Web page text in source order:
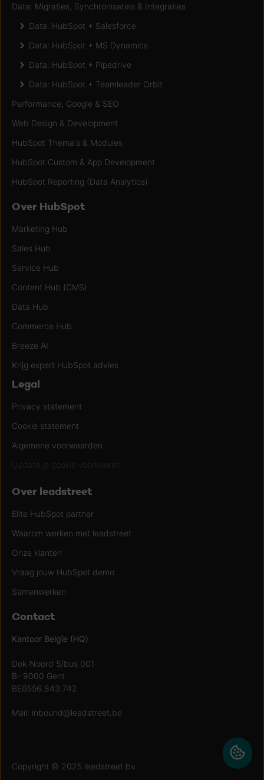
Data: Migraties, Synchronisaties & Integraties
Data: HubSpot + Salesforce
Data: HubSpot + MS Dynamics
Data: HubSpot + Pipedrive
Data: HubSpot + Teamleader Orbit
Performance, Google & SEO
Web Design & Development
HubSpot Thema's & Modules
HubSpot Custom & App Development
HubSpot Reporting (Data Analytics)
Over HubSpot
Marketing Hub
Sales Hub
Service Hub
Content Hub (CMS)
Data Hub
Commerce Hub
Breeze AI
Krijg expert HubSpot advies
Legal
Privacy statement
Cookie statement
Algemene voorwaarden
Update je cookie voorkeuren
Over leadstreet
Elite HubSpot partner
Waarom werken met leadstreet
Onze klanten
Vraag jouw HubSpot demo
Samenwerken
Contact
Kantoor Belgïe (HQ)
Dok-Noord 5/bus 001
B- 9000 Gent
BE0556.843.742
Mail: inbound@leadstreet.be
Copyright © 2025 leadstreet bv